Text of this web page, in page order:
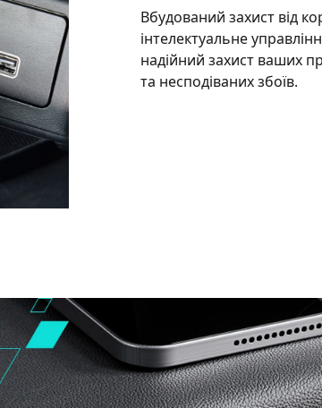
Вбудований захист від
інтелектуальне
надійний захист ваших
та несподіваних збоїв.